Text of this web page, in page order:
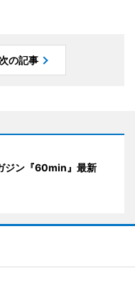
の記事
ジン『60min』最新